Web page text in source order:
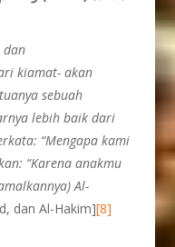
dan
kiamat- akan
sebuah
lebih baik dari
“Mengapa kami
“Karena anakmu
Al-
dan Al-Hakim][8]